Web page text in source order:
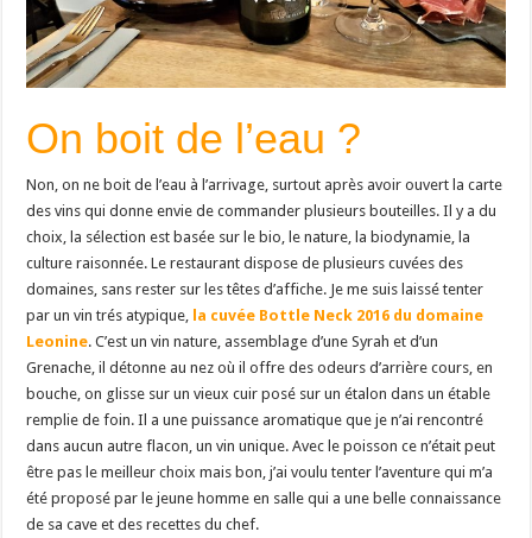
On boit de l’eau ?
Non, on ne boit de l’eau à l’arrivage, surtout après avoir ouvert la carte
des vins qui donne envie de commander plusieurs bouteilles. Il y a du
choix, la sélection est basée sur le bio, le nature, la biodynamie, la
culture raisonnée. Le restaurant dispose de plusieurs cuvées des
domaines, sans rester sur les têtes d’affiche. Je me suis laissé tenter
par un vin trés atypique,
la cuvée Bottle Neck 2016 du domaine
Leonine. C’est un vin nature, assemblage d’une Syrah et d’un
Grenache, il détonne au nez où il offre des odeurs d’arrière cours, en
bouche, on glisse sur un vieux cuir posé sur un étalon dans un étable
remplie de foin. Il a une puissance aromatique que je n’ai rencontré
dans aucun autre flacon, un vin unique. Avec le poisson ce n’était peut
être pas le meilleur choix mais bon, j’ai voulu tenter l’aventure qui m’a
été proposé par le jeune homme en salle qui a une belle connaissance
de sa cave et des recettes du chef.